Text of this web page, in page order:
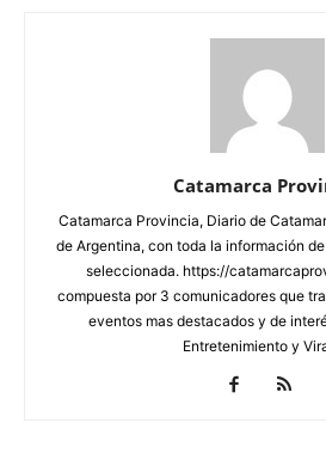
Catamarca
Catamarca Provincia, Diario de
de Argentina, con toda la información
seleccionada. https://
compuesta por 3 comunicadores que
eventos mas destacados y de
Entretenimiento y